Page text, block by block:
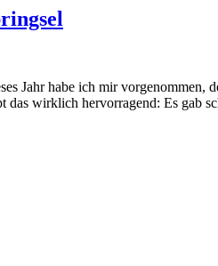
Jahr habe ich mir
wirklich hervorragend: Es